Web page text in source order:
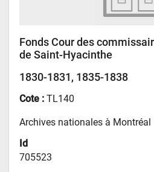
Fonds Cour des
de Saint-Hyacinthe
1830-1831, 1835-1838
Cote :TL140
Archives nationales à Montréal
Id
705523